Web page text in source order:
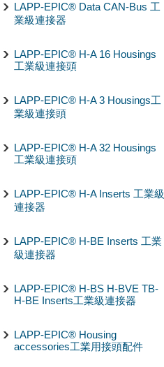
LAPP-EPIC® Data CAN-Bus 工
業級連接器
LAPP-EPIC® H-A 16 Housings
工業級連接頭
LAPP-EPIC® H-A 3 Housings工
業級連接頭
LAPP-EPIC® H-A 32 Housings
工業級連接頭
LAPP-EPIC® H-A Inserts 工業級
連接器
LAPP-EPIC® H-BE Inserts 工業
級連接器
LAPP-EPIC® H-BS H-BVE TB-
H-BE Inserts工業級連接器
LAPP-EPIC® Housing
accessories工業用接頭配件